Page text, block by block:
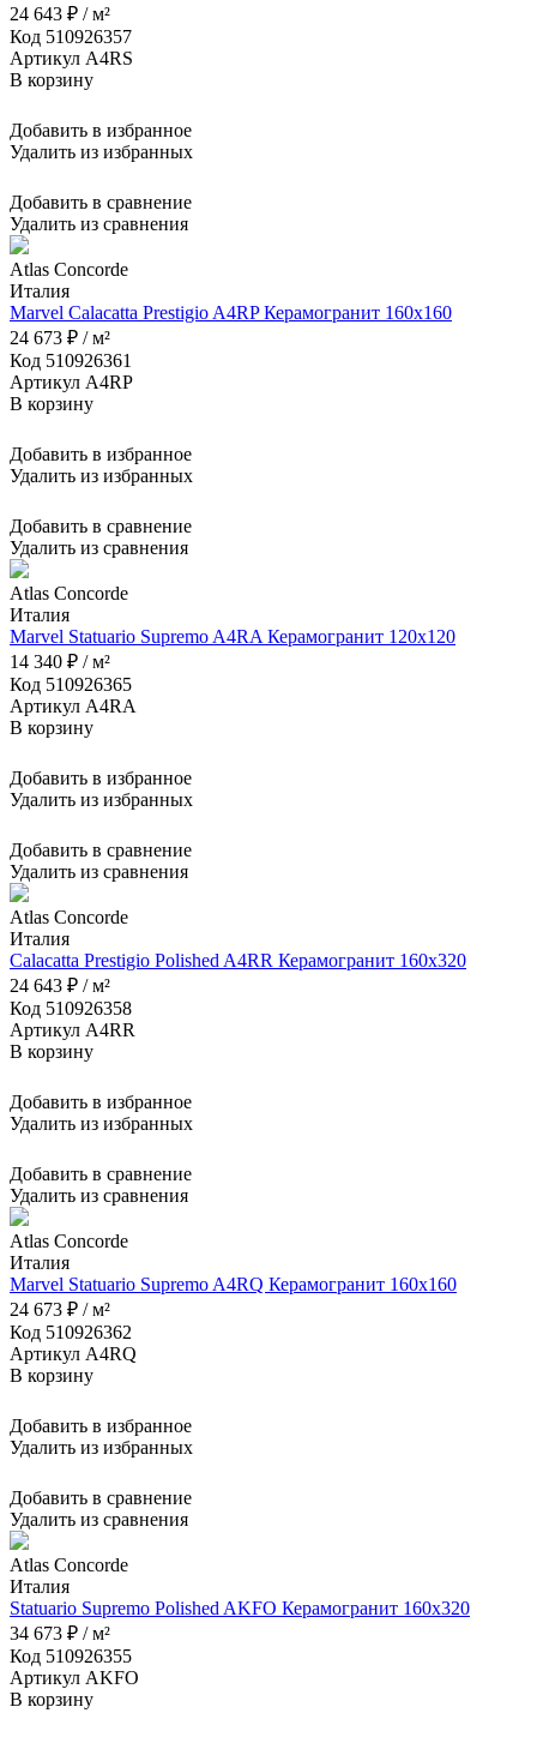
24 643 ₽ / м²
Код 510926357
Артикул A4RS
В корзину
Добавить в избранное
Удалить из избранных
Добавить в сравнение
Удалить из сравнения
Atlas Concorde
Италия
Marvel Calacatta Prestigio A4RP Керамогранит 160x160
24 673 ₽ / м²
Код 510926361
Артикул A4RP
В корзину
Добавить в избранное
Удалить из избранных
Добавить в сравнение
Удалить из сравнения
Atlas Concorde
Италия
Marvel Statuario Supremo A4RA Керамогранит 120x120
14 340 ₽ / м²
Код 510926365
Артикул A4RA
В корзину
Добавить в избранное
Удалить из избранных
Добавить в сравнение
Удалить из сравнения
Atlas Concorde
Италия
Calacatta Prestigio Polished A4RR Керамогранит 160x320
24 643 ₽ / м²
Код 510926358
Артикул A4RR
В корзину
Добавить в избранное
Удалить из избранных
Добавить в сравнение
Удалить из сравнения
Atlas Concorde
Италия
Marvel Statuario Supremo A4RQ Керамогранит 160x160
24 673 ₽ / м²
Код 510926362
Артикул A4RQ
В корзину
Добавить в избранное
Удалить из избранных
Добавить в сравнение
Удалить из сравнения
Atlas Concorde
Италия
Statuario Supremo Polished AKFO Керамогранит 160x320
34 673 ₽ / м²
Код 510926355
Артикул AKFO
В корзину